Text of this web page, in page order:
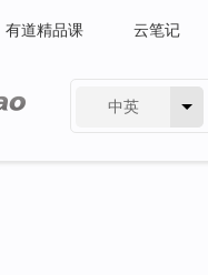
有道精品课 云笔记
中英